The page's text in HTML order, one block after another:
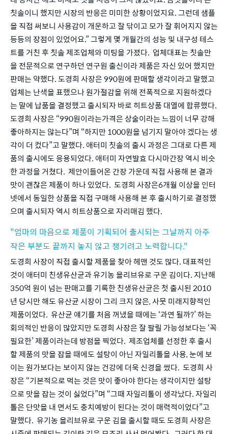
칫솔이니 했지만 시장의 반응은 미미한 상황이었지요. 그런데 샘플
을 직접 써보니 사용감이 개운하고 잘 닦이고 모가 잘 휘어지지 않는
등등의 장점이 있었어요.” 그렇게 몇 개월간의 성능 및 내구성 테스
트를 거친 후 칫솔 제조업체와 미팅을 가졌다.  업체대표는 칫솔만
을 전문적으로 연구하던 연구원 출신이라 제품은 자신 있어 했지만
판매는 약했다. 도경희 사장은 990원에 판매할 생각이라고 말했고
업체는 난색을 표했으나 원가절감을 위해 전폭적으로 지원하겠다
는 말에 납품을 결정했고 출시되자 바로 히트상품 대열에 합류했다.
도경희 사장은 “990원이라는가격은 상술이라는 느낌이 너무 강해
좋아하지는 않는다”며 “하지만 1000원을 넘기지 말아야 겠다는 생
각이 더 컸다”고 말했다. 애터미 칫솔의 출시 과정은 그대로 다른 제
품의 출시에도 응용되었다. 애터미 자연발효 다시마간장 역시 비슷
한 과정을 거쳤다.  제안이들어온 간장 가운데 직접 사용해 본 결과
맛이 괜찮은 제품이 하나 있었다.  도경희 사장은6개월 이상을 인터
넷에서 동일한 상품을 직접 구매해 사용해 본 후 출시하기로 결정했
으며 출시되자 역시 히트상품으로 자리매김 했다.
"엄마의 마음으로 제품이 기획되어 출시되는 그날까지 아주
작은 부분도 끝까지 놓지 않고 챙기려고 노력합니다."
도경희 사장이 직접 출시할 제품을 찾아 헤맨 것도 많다. 대표적인
것이 애터미 친생유산균과 유기농 올리브유로 구운 김이다. 지난해
350억 원이 넘는 판매고를 기록한 친생유산균은 첫 출시된 2010
년 당시만 해도 유산균 시장이 그리 크지 않은, 사뭇 미래지향적인
제품이었다.  유산균 얘기를 처음 꺼냈을 때에는 ‘과연 될까?’ 하는
회의적인 반응이 많았지만 도경희 사장은 잘 팔릴 가능성보다는 ‘꼭
필요한’ 제품이라는데 방점을 찍었다.  제조업체를 선정한 후 출시
할 제품의 맛을 잡을 때에도 설탕이 아닌 자일리톨을 사용, 눈에 보
이는 원가보다는 보이지 않는 건강에 더욱 신경을 썼다.  도경희 사
장은 “기본적으로 먹는 것은 맛이 좋아야 한다는 생각이지만 설탕
으로 맛을 잡는 것이 싫었다”며 “그때 자일리톨이 생각났다. 자일리
톨은 단맛을 내 면서도 충치예방이 된다는 것이 매력적이었다”고
말했다.  유기농 올리브유로 구운 김을 출시할 때도 도경희 사장은